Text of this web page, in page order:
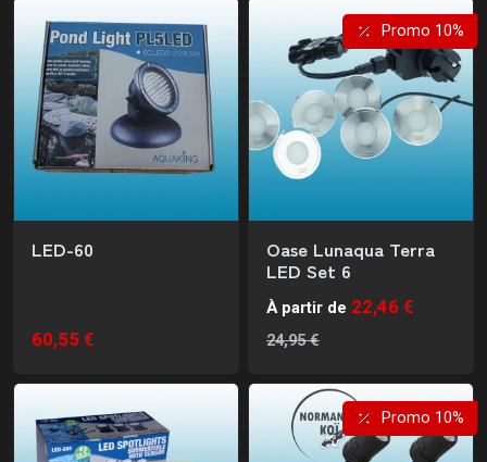
LED-60
60,55 €
Promo 10%
Oase Lunaqua Terra
LED Set 6
À partir de 22,46 €
24,95 €
Promo 10%